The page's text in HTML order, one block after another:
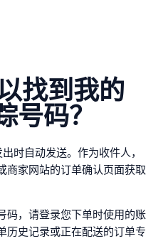
找到我的
码？
时自动发送。作为收件人，
商家网站的订单确认页面获取
码，请登录您下单时使用的账
历史记录或正在配送的订单专